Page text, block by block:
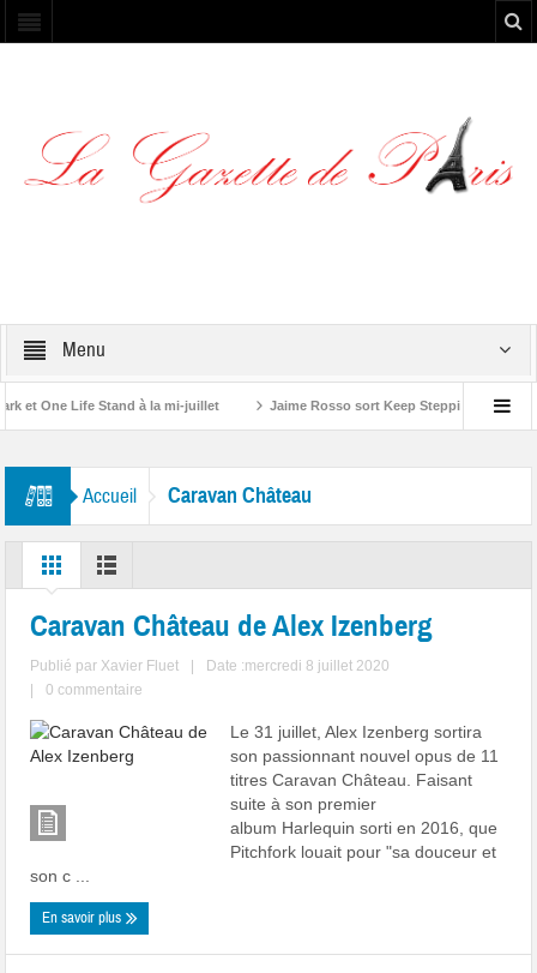
Menu
et One Life Stand à la mi-juillet Jaime Rosso sort Keep Stepping, son
Accueil Caravan Château
Caravan Château de Alex Izenberg
Publié par Xavier Fluet
Date :mercredi 8 juillet 2020
0 commentaire
Le 31 juillet, Alex Izenberg sortira
son passionnant nouvel opus de 11
titres Caravan Château. Faisant
suite à son premier
album Harlequin sorti en 2016, que
Pitchfork louait pour "sa douceur et
son c ...
En savoir plus